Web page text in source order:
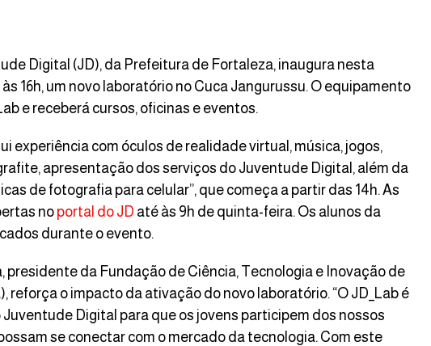
Digital (JD), da Prefeitura de Fortaleza, inaugura nesta
16h, um novo laboratório no Cuca Jangurussu. O equipamento
e receberá cursos, oficinas e eventos.
experiência com óculos de realidade virtual, música, jogos,
apresentação dos serviços do Juventude Digital, além da
de fotografia para celular”, que começa a partir das 14h. As
no portal do JD até às 9h de quinta-feira. Os alunos da
durante o evento.
presidente da Fundação de Ciência, Tecnologia e Inovação de
reforça o impacto da ativação do novo laboratório. “O JD_Lab é
Juventude Digital para que os jovens participem dos nossos
se conectar com o mercado da tecnologia. Com este